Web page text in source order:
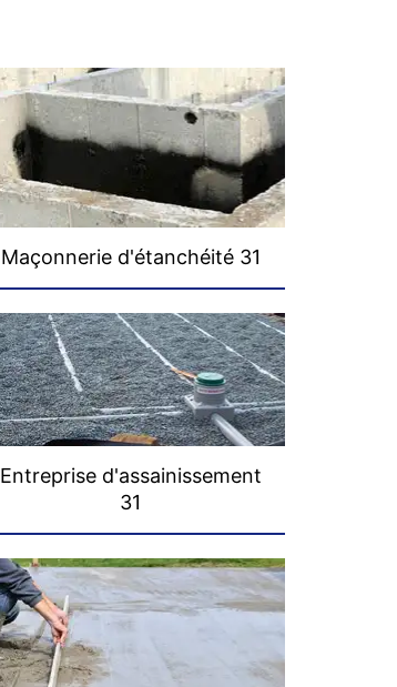
Maçonnerie d'étanchéité 31
Entreprise d'assainissement
31